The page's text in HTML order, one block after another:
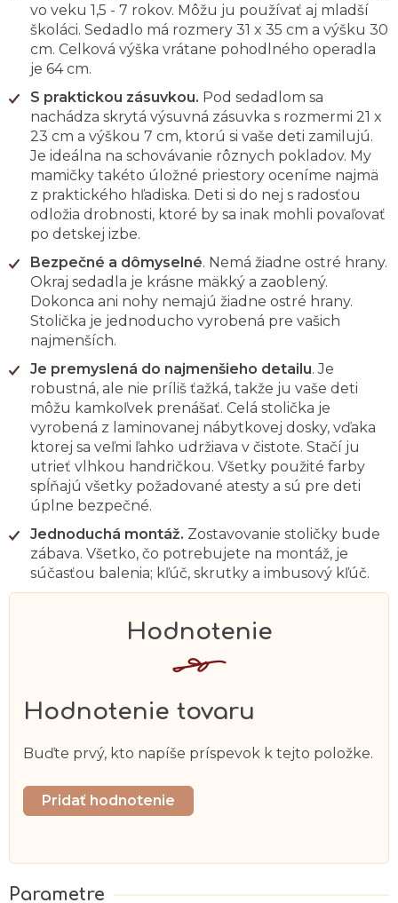
vo veku 1,5 - 7 rokov. Môžu ju používať aj mladší
školáci. Sedadlo má rozmery 31 x 35 cm a výšku 30
cm. Celková výška vrátane pohodlného operadla
je 64 cm.
S praktickou zásuvkou. Pod sedadlom sa
nachádza skrytá výsuvná zásuvka s rozmermi 21 x
23 cm a výškou 7 cm, ktorú si vaše deti zamilujú.
Je ideálna na schovávanie rôznych pokladov. My
mamičky takéto úložné priestory oceníme najmä
z praktického hľadiska. Deti si do nej s radosťou
odložia drobnosti, ktoré by sa inak mohli povaľovať
po detskej izbe.
Bezpečné a dômyselné. Nemá žiadne ostré hrany.
Okraj sedadla je krásne mäkký a zaoblený.
Dokonca ani nohy nemajú žiadne ostré hrany.
Stolička je jednoducho vyrobená pre vašich
najmenších.
Je premyslená do najmenšieho detailu. Je
robustná, ale nie príliš ťažká, takže ju vaše deti
môžu kamkoľvek prenášať. Celá stolička je
vyrobená z laminovanej nábytkovej dosky, vďaka
ktorej sa veľmi ľahko udržiava v čistote. Stačí ju
utrieť vlhkou handričkou. Všetky použité farby
spĺňajú všetky požadované atesty a sú pre deti
úplne bezpečné.
Jednoduchá montáž. Zostavovanie stoličky bude
zábava. Všetko, čo potrebujete na montáž, je
súčasťou balenia; kľúč, skrutky a imbusový kľúč.
Hodnotenie tovaru
Buďte prvý, kto napíše príspevok k tejto položke.
Pridať hodnotenie